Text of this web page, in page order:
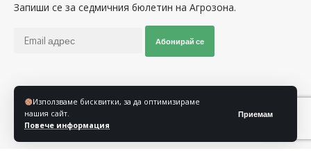
Използваме бисквитки, за да оптимизираме
нашия сайт.
Повече информация
Приемам
Запиши се за седмичния бюлетин на Агрозона.
Абонирай се
Последвайте ни